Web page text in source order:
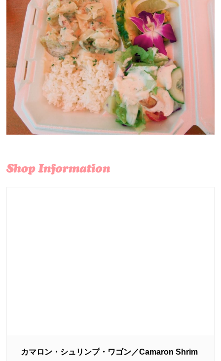
カマロン・シュリンプ・ワゴン／Camaron Shrim